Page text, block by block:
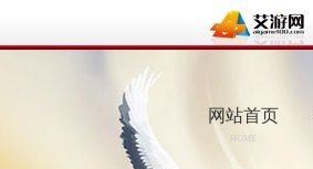
网站首页
HOME